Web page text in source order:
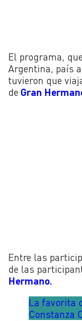
El programa,
Argentina, país
tuvieron que
de Gran
Entre las
de las
Hermano.
La favorita
Constanza